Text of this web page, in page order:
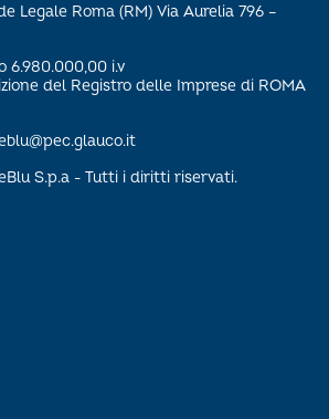
Legale Roma (RM) Via Aurelia 796 –
6.980.000,00 i.v
del Registro delle Imprese di ROMA
S.p.a - Tutti i diritti riservati.